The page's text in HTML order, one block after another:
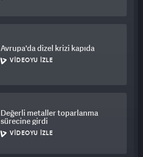
Avrupa'da dizel krizi kapıda
VIDEOYU İZLE
Değerli metaller toparlanma
sürecine girdi
VIDEOYU İZLE